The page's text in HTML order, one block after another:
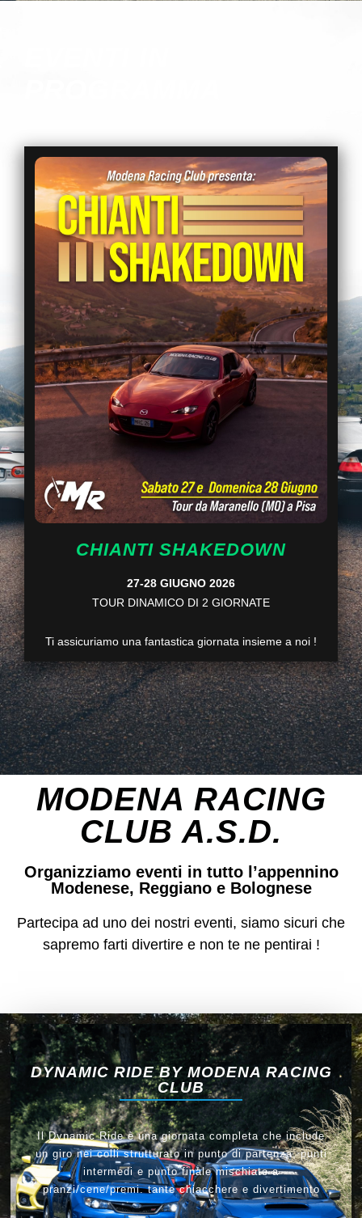
CHIANTI SHAKEDOWN
27-28 GIUGNO 2026
TOUR DINAMICO DI 2 GIORNATE
Ti assicuriamo una fantastica giornata insieme a noi !
MODENA RACING
CLUB A.S.D.
Organizziamo eventi in tutto l’appennino
Modenese, Reggiano e Bolognese
Partecipa ad uno dei nostri eventi, siamo sicuri che
sapremo farti divertire e non te ne pentirai !
DYNAMIC RIDE BY MODENA RACING
CLUB
Il Dynamic Ride è una giornata completa che include
un giro nei colli strutturato in punto di partenza, punti
intermedi e punto finale mischiato a
pranzi/cene/premi. tante chiacchere e divertimento